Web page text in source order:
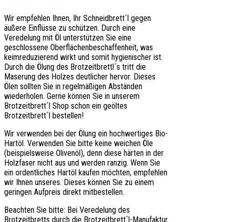
Wir empfehlen Ihnen, Ihr Schneidbrett´l gegen
äußere Einflüsse zu schützen. Durch eine
Veredelung mit Öl unterstützen Sie eine
geschlossene Oberflächenbeschaffenheit, was
keimreduzierend wirkt und somit hygienischer ist.
Durch die Ölung des Brotzeitbrettl´s tritt die
Maserung des Holzes deutlicher hervor. Dieses
Ölen sollten Sie in regelmäßigen Abständen
wiederholen. Gerne können Sie in unserem
Brotzeitbrett´l Shop schon ein geöltes
Brotzeitbrett´l bestellen!
Wir verwenden bei der Ölung ein hochwertiges Bio-
Hartöl. Verwenden Sie bitte keine weichen Öle
(beispielsweise Olivenöl), denn diese härten in der
Holzfaser nicht aus und werden ranzig. Wenn Sie
ein ordentliches Hartöl kaufen möchten, empfehlen
wir Ihnen unseres. Dieses können Sie zu einem
geringen Aufpreis direkt mitbestellen.
Beachten Sie bitte: Bei Veredelung des
Brotzeitbretts durch die Brotzeitbrett´l-Manufaktur